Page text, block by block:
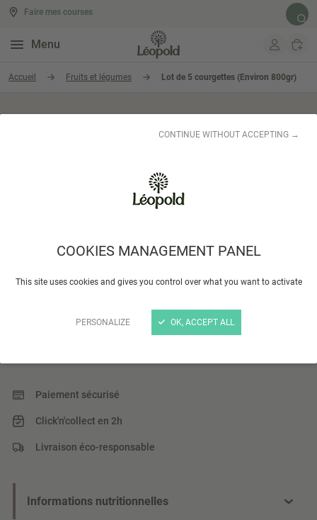
COOKIES MANAGEMENT PANEL
This site uses cookies and gives you control over what you want to activate
PERSONALIZE
CONTINUE WITHOUT ACCEPTING →
OK, ACCEPT ALL
Aller au contenu
Menu
Faire mes courses
Accueil Fruits et légumes Lot de 5 courgettes (Environ 800gr)
Paiement sécurisé
Click'n'collect en 2h
Livraison éco-responsable
Informations nutritionnelles